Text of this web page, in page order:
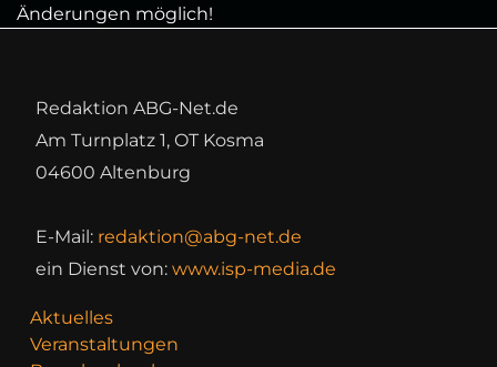
Änderungen möglich!
Redaktion ABG-Net.de
Am Turnplatz 1, OT Kosma
04600 Altenburg
E-Mail: redaktion@abg-net.de
ein Dienst von: www.isp-media.de
Aktuelles
Veranstaltungen